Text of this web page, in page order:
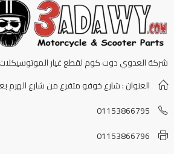
شركة العدوي دوت كوم لقطع غيار
العنوان : شارع خوفو متفرع من شارع الهرم
01153866795
01153866796